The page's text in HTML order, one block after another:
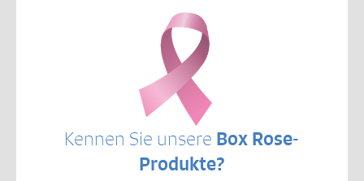
Kennen Sie unsere Box Rose-
Produkte?